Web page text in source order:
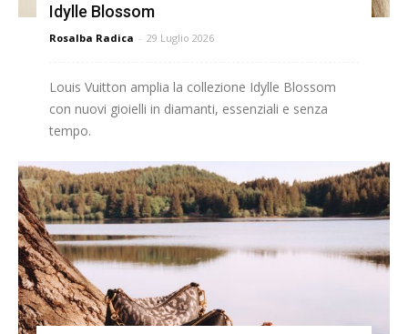
Idylle Blossom
Rosalba Radica - 29 Luglio 2026
Louis Vuitton amplia la collezione Idylle Blossom
con nuovi gioielli in diamanti, essenziali e senza
tempo.